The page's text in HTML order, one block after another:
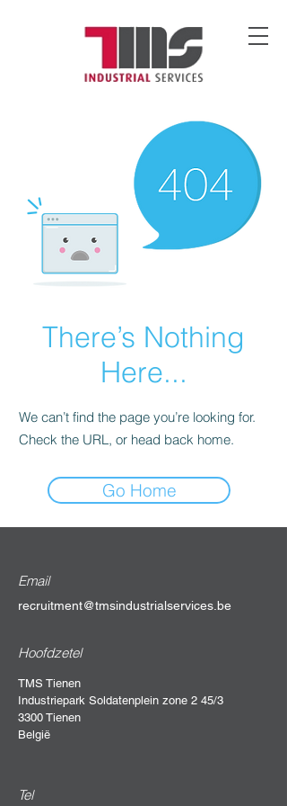
There’s Nothing
Here...
We can’t find the page you’re looking for.
Check the URL, or head back home.
Go Home
Email
recruitment@tmsindustrialservices.be
Hoofdzetel
TMS Tienen
Industriepark Soldatenplein zone 2 45/3
3300 Tienen
België
Tel